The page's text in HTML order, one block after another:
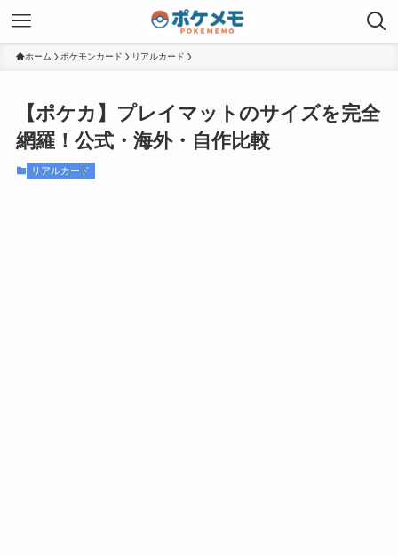
ホーム ポケモンカード リアルカード
【ポケカ】プレイマットのサイズを完全
網羅！公式・海外・自作比較
リアルカード